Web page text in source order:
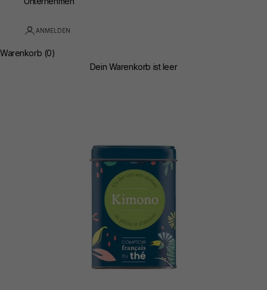
ANMELDEN
Warenkorb (0)
Dein Warenkorb ist leer